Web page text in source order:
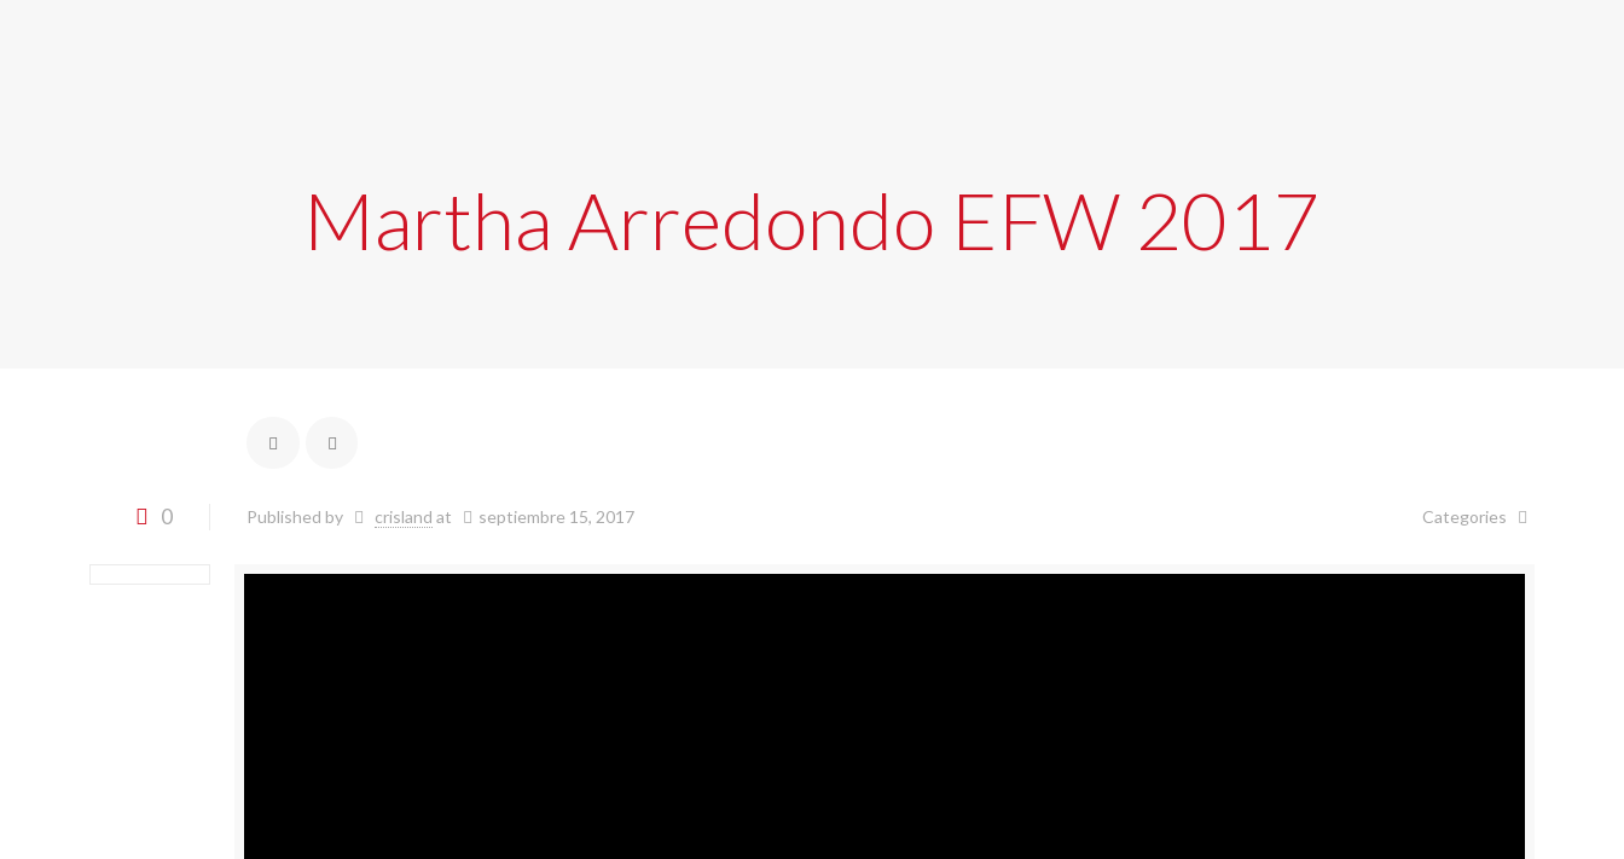
Martha Arredondo EFW 2017
0 Published by crisland at septiembre 15, 2017 Categories